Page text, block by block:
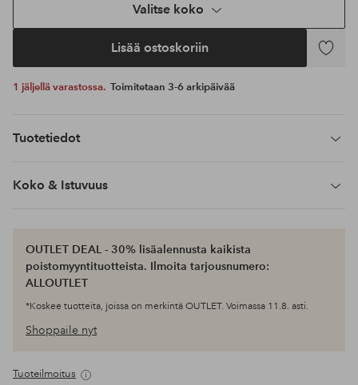
Valitse koko
Lisää ostoskoriin
Lisää
1 jäljellä varastossa. Toimitetaan 3-6 arkipäivää
Tuotetiedot
Koko & Istuvuus
OUTLET DEAL - 30% lisäalennusta kaikista
poistomyyntituotteista. Ilmoita tarjousnumero:
ALLOUTLET
*Koskee tuotteita, joissa on merkintä OUTLET. Voimassa 11.8. asti.
Shoppaile nyt
Tuoteilmoitus